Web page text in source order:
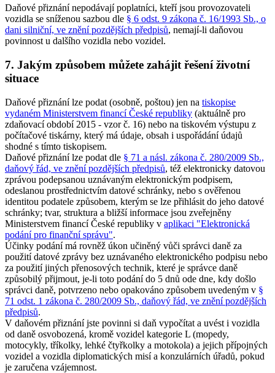
Daňové přiznání nepodávají poplatníci, kteří jsou provozovateli
vozidla se sníženou sazbou dle § 6 odst. 9 zákona č. 16/1993 Sb., o
dani silniční, ve znění pozdějších předpisů, nemají-li daňovou
povinnost u dalšího vozidla nebo vozidel.
7. Jakým způsobem můžete zahájit řešení životní
situace
Daňové přiznání lze podat (osobně, poštou) jen na tiskopise
vydaném Ministerstvem financí České republiky (aktuálně pro
zdaňovací období 2015 - vzor č. 16) nebo na tiskovém výstupu z
počítačové tiskárny, který má údaje, obsah i uspořádání údajů
shodné s tímto tiskopisem.
Daňové přiznání lze podat dle § 71 a násl. zákona č. 280/2009 Sb.,
daňový řád, ve znění pozdějších předpisů, též elektronicky datovou
zprávou podepsanou uznávaným elektronickým podpisem,
odeslanou prostřednictvím datové schránky, nebo s ověřenou
identitou podatele způsobem, kterým se lze přihlásit do jeho datové
schránky; tvar, struktura a bližší informace jsou zveřejněny
Ministerstvem financí České republiky v aplikaci "Elektronická
podání pro finanční správu".
Účinky podání má rovněž úkon učiněný vůči správci daně za
použití datové zprávy bez uznávaného elektronického podpisu nebo
za použití jiných přenosových technik, které je správce daně
způsobilý přijmout, je-li toto podání do 5 dnů ode dne, kdy došlo
správci daně, potvrzeno nebo opakováno způsobem uvedeným v §
71 odst. 1 zákona č. 280/2009 Sb., daňový řád, ve znění pozdějších
předpisů.
V daňovém přiznání jste povinni si daň vypočítat a uvést i vozidla
od daně osvobozená, kromě vozidel kategorie L (mopedy,
motocykly, tříkolky, lehké čtyřkolky a motokola) a jejich přípojných
vozidel a vozidla diplomatických misí a konzulárních úřadů, pokud
je zaručena vzájemnost.